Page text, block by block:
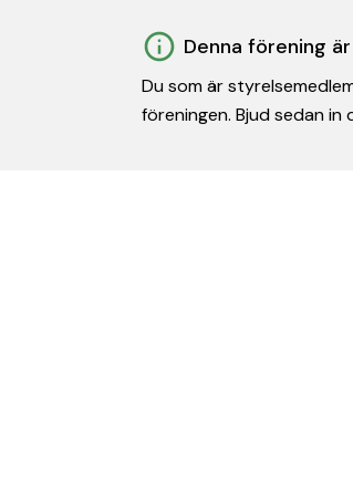
Denna förening
Du som är
föreningen. Bjud sedan